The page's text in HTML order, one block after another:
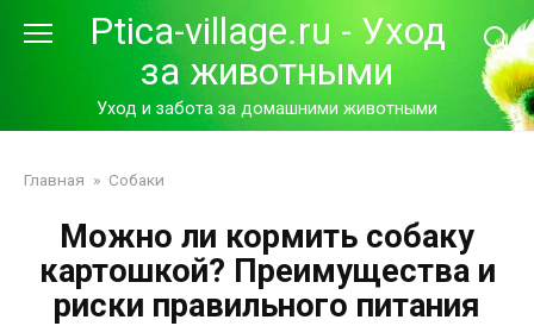
Ptica-village.ru - Уход
за животными
Уход и забота за домашними животными
Главная » Собаки
Можно ли кормить собаку
картошкой? Преимущества и
риски правильного питания